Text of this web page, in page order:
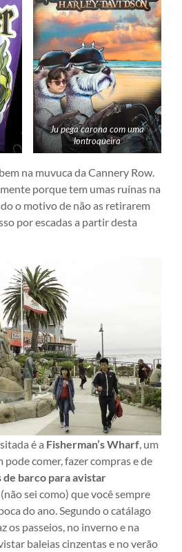
Ju pega carona com uma
lontroqueira
na muvuca da Cannery Row.
porque tem umas ruínas na
o motivo de não as retirarem
por escadas a partir desta
é a Fisherman’s Wharf , um
pode comer, fazer compras e de
de barco para avistar
(não sei como) que você sempre
do ano. Segundo o catálago
os passeios, no inverno e na
baleias cinzentas e no verão